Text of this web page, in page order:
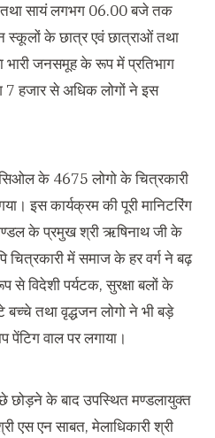
सायं लगभग 06.00 बजे तक
स्कूलों के छात्र एवं छात्राओं तथा
भारी जनसमूह के रूप में प्रतिभाग
7 हजार से अधिक लोगों ने इस
के 4675 लोगो के चित्रकारी
इस कार्यक्रम की पूरी मानिटरिंग
के प्रमुख श्री ऋषिनाथ जी के
चित्रकारी में समाज के हर वर्ग ने बढ़
विदेशी पर्यटक, सुरक्षा बलों के
तथा वृद्धजन लोगो ने भी बड़े
पेंटिग वाल पर लगाया।
छोड़ने के बाद उपस्थित मण्डलायुक्त
एस एन साबत, मेलाधिकारी श्री